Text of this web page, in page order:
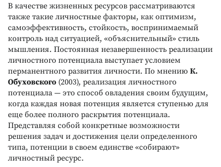
B качестве жизненных ресурсов рассматриваются
также такие личностные факторы, как оптимизм,
самоэффективность, стойкость, воспринимаемый
контроль над ситуацией, «объяснительный» стиль
мышления. Постоянная незавершенность реализации
личностного потенциала выступает условием
перманентного развития личности. По мнению К.
Обуховского (2003), реализация личностного
потенциала — это способ овладения своим будущим,
когда каждая новая потенция является ступенью для
еще более полного раскрытия потенциала.
Представляя собой конкретные возможности
решения задач и достижения цели определенного
типа, потенции в своем единстве «собирают»
личностный ресурс.